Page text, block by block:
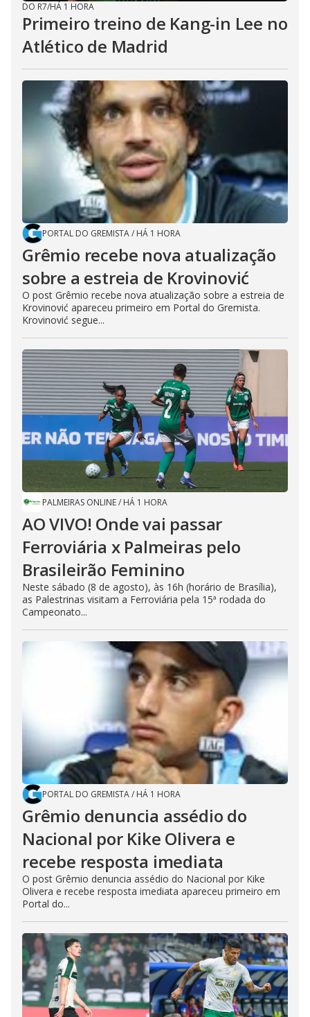
DO R7/HÁ 1 HORA
Primeiro treino de Kang-in Lee no
Atlético de Madrid
PORTAL DO GREMISTA/ HÁ 1 HORA
Grêmio recebe nova atualização
sobre a estreia de Krovinović
O post Grêmio recebe nova atualização sobre a estreia de
Krovinović apareceu primeiro em Portal do Gremista.
Krovinović segue...
PALMEIRAS ONLINE/ HÁ 1 HORA
AO VIVO! Onde vai passar
Ferroviária x Palmeiras pelo
Brasileirão Feminino
Neste sábado (8 de agosto), às 16h (horário de Brasília),
as Palestrinas visitam a Ferroviária pela 15ª rodada do
Campeonato...
PORTAL DO GREMISTA/ HÁ 1 HORA
Grêmio denuncia assédio do
Nacional por Kike Olivera e
recebe resposta imediata
O post Grêmio denuncia assédio do Nacional por Kike
Olivera e recebe resposta imediata apareceu primeiro em
Portal do...